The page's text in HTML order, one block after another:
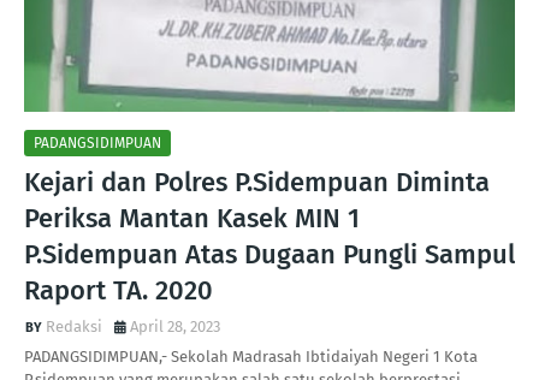
PADANGSIDIMPUAN
Kejari dan Polres P.Sidempuan Diminta
Periksa Mantan Kasek MIN 1
P.Sidempuan Atas Dugaan Pungli Sampul
Raport TA. 2020
Redaksi
April 28, 2023
PADANGSIDIMPUAN,- Sekolah Madrasah Ibtidaiyah Negeri 1 Kota